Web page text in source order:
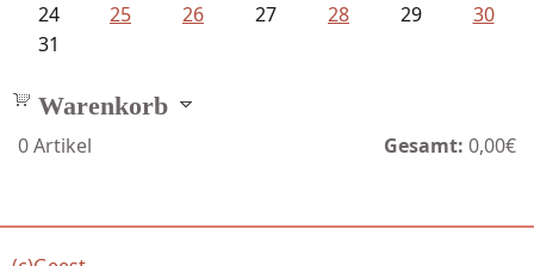
24
25 26 27 28 29
30
31
Warenkorb
0Artikel Gesamt: 0,00€